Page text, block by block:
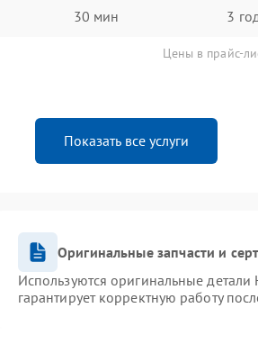
30 мин 3
Цены в прайс-
Показать все услуги
Оригинальные запчасти и
Используются оригинальные
гарантирует корректную работу